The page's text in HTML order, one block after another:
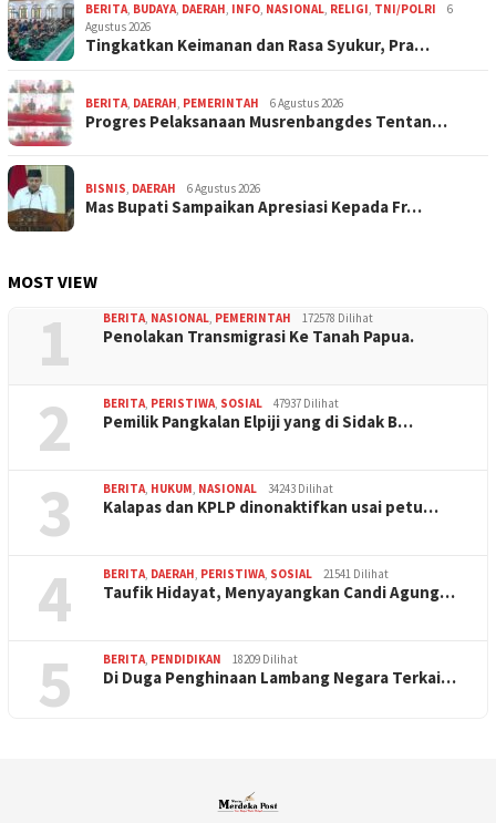
BERITA, BUDAYA, DAERAH, INFO, NASIONAL, RELIGI, TNI/POLRI
6
Agustus 2026
Tingkatkan Keimanan dan Rasa Syukur, Pra…
BERITA, DAERAH, PEMERINTAH 6 Agustus 2026
Progres Pelaksanaan Musrenbangdes Tentan…
BISNIS, DAERAH 6 Agustus 2026
Mas Bupati Sampaikan Apresiasi Kepada Fr…
MOST VIEW
1 BERITA, NASIONAL, PEMERINTAH 172578 Dilihat
Penolakan Transmigrasi Ke Tanah Papua.
2 BERITA, PERISTIWA, SOSIAL 47937 Dilihat
Pemilik Pangkalan Elpiji yang di Sidak B…
3 BERITA, HUKUM, NASIONAL 34243 Dilihat
Kalapas dan KPLP dinonaktifkan usai petu…
4 BERITA, DAERAH, PERISTIWA, SOSIAL 21541 Dilihat
Taufik Hidayat, Menyayangkan Candi Agung…
5 BERITA, PENDIDIKAN 18209 Dilihat
Di Duga Penghinaan Lambang Negara Terkai…